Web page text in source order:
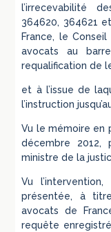
l’irrecevabilité
364620, 364621
France, le
avocats au
requalification de
et à l’issue de
l’instruction
Vu le mémoire en
décembre 2012,
ministre de la
Vu
présentée, à
avocats de
requête